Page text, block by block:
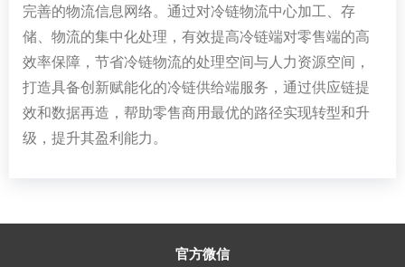
完善的物流信息网络。通过对冷链物流中心加工、存
储、物流的集中化处理，有效提高冷链端对零售端的高
效率保障，节省冷链物流的处理空间与人力资源空间，
打造具备创新赋能化的冷链供给端服务，通过供应链提
效和数据再造，帮助零售商用最优的路径实现转型和升
级，提升其盈利能力。
官方微信